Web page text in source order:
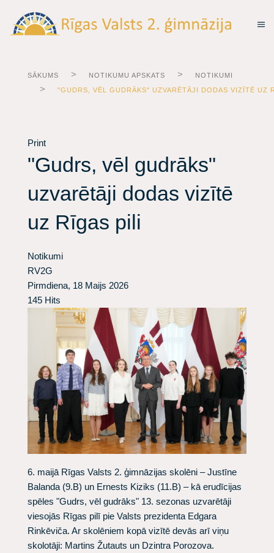
SĀKUMS NOTIKUMU APSKATS
NOTIKUMI
"GUDRS, VĒL GUDRĀKS" UZVARĒTĀJI DODAS VIZĪTĒ UZ
Print
"Gudrs, vēl gudrāks"
uzvarētāji dodas vizītē
uz Rīgas pili
Notikumi
RV2G
Pirmdiena, 18 Maijs 2026
145 Hits
6. maijā Rīgas Valsts 2. ģimnāzijas skolēni – Justīne
Balanda (9.B) un Ernests Kiziks (11.B) – kā erudīcijas
spēles "Gudrs, vēl gudrāks" 13. sezonas uzvarētāji
viesojās Rīgas pilī pie Valsts prezidenta Edgara
Rinkēviča. Ar skolēniem kopā vizītē devās arī viņu
skolotāji: Martins Žutauts un Dzintra Porozova.